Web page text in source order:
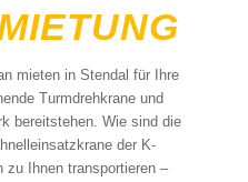
mieten in Stendal für Ihre
Turmdrehkrane und
bereitstehen. Wie sind die
der K-
zu Ihnen transportieren –